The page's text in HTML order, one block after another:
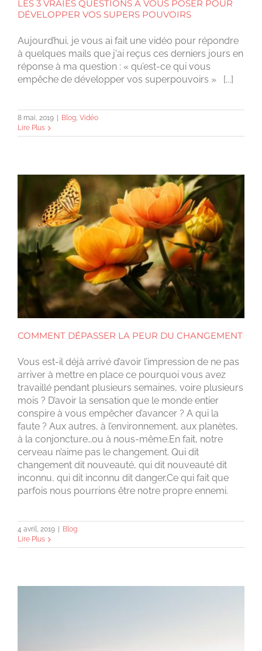
LES 3 VRAIES QUESTIONS À VOUS POSER POUR
DÉVELOPPER VOS SUPERS POUVOIRS
Aujourd’hui, je vous ai fait une vidéo pour répondre
à quelques mails que j'ai reçus ces derniers jours en
réponse à ma question : « qu’est-ce qui vous
empêche de développer vos superpouvoirs » [...]
8 mai, 2019 Blog, Vidéo
Lire Plus
COMMENT DÉPASSER LA PEUR DU CHANGEMENT
Vous est-il déjà arrivé d’avoir l’impression de ne pas
arriver à mettre en place ce pourquoi vous avez
travaillé pendant plusieurs semaines, voire plusieurs
mois ? D’avoir la sensation que le monde entier
conspire à vous empêcher d’avancer ? A qui la
faute ? Aux autres, à l’environnement, aux planètes,
à la conjoncture…ou à nous-même.En fait, notre
cerveau n’aime pas le changement. Qui dit
changement dit nouveauté, qui dit nouveauté dit
inconnu, qui dit inconnu dit danger.Ce qui fait que
parfois nous pourrions être notre propre ennemi.
4 avril, 2019
Blog
Lire Plus